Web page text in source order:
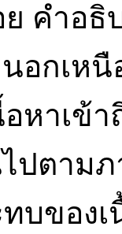
ย คำอ
อกเห
หาเข้
ปตาม
บของ